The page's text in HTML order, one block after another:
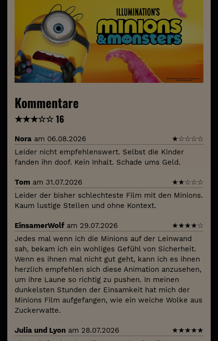
Kommentare
★★★☆☆16
Nora am 06.08.2026 ★☆☆☆☆
Leider nicht empfehlenswert. Selbst die Kinder
fanden ihn doof. Kein Inhalt. Schade ums Geld.
Tom am 31.07.2026 ★★☆☆☆
Leider der bisher schlechteste Film mit den Minions.
Kaum lustige Stellen und ohne Kontext.
EinsamerWolf am 29.07.2026 ★★★★☆
Jedes mal wenn ich die Minions auf der Leinwand
sah, bekam ich ein wohliges Gefühl von Sicherheit.
Wenn es ihnen mal nicht gut geht, kann ich es ihnen
herzlich empfehlen sich diese Animation anzusehen,
um ihre Laune so richtig zu pushen. In meinen
dunkelsten Stunden der Einsamkeit hat mich der
Minions Film aufgefangen, wie ein weiche Wolke aus
Zuckerwatte.
Julia und Lyon am 28.07.2026 ★★★★★